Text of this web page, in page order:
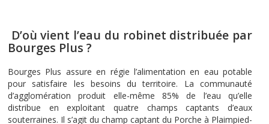
D’où vient l’eau du robinet distribuée par
Bourges Plus ?
Bourges Plus assure en régie l’alimentation en eau potable
pour satisfaire les besoins du territoire. La communauté
d’agglomération produit elle-même 85% de l’eau qu’elle
distribue en exploitant quatre champs captants d’eaux
souterraines. Il s’agit du champ captant du Porche à Plaimpied-